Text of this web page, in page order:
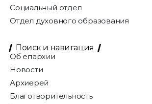
Социальный отдел
Отдел духовного образования
Поиск и навигация
Об епархии
Новости
Архиерей
Благотворительность